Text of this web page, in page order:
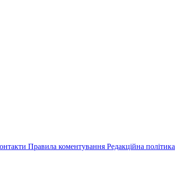
Правила коментування Редакційна політика